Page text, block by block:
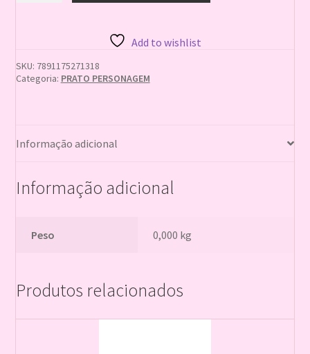
quantidade
Add to wishlist
SKU: 7891175271318
Categoria: PRATO PERSONAGEM
Informação adicional
Informação adicional
Peso 0,000 kg
Produtos relacionados